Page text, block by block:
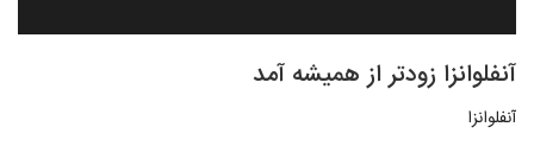
آنفلوانزا زودتر از همیشه آمد
آنفلوانزا